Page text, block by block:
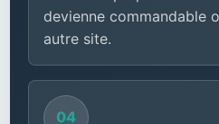
devienne commandable
autre site.